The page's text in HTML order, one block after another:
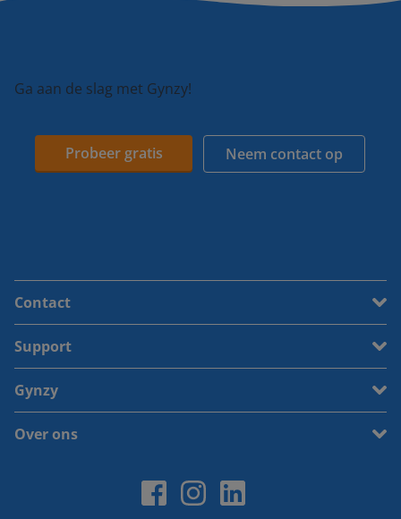
Ga aan de slag met Gynzy!
Probeer gratis Neem contact op
Contact
Support
Gynzy
Over ons